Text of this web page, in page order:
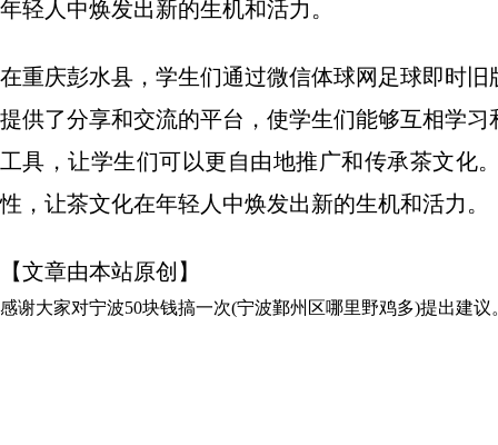
年轻人中焕发出新的生机和活力。
在重庆彭水县，学生们通过微信体球网足球即时
提供了分享和交流的平台，使学生们能够互相学
工具，让学生们可以更自由地推广和传承茶文化
性，让茶文化在年轻人中焕发出新的生机和活力。
【文章由本站原创】
感谢大家对宁波50块钱搞一次(宁波鄞州区哪里野鸡多)提出建议